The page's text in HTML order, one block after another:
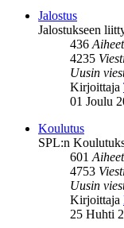
Jalostus
Jalostukseen
436Aiheet
4235
Uusin
Kirjoittaja
01 Joulu
Koulutus
SPL:n
601Aiheet
4753
Uusin
Kirjoittaja
25 Huhti